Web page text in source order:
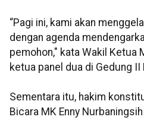
“Pagi ini, kami akan
dengan agenda
pemohon," kata Wakil Ketua
ketua panel dua di Gedung II
Sementara itu, hakim
Bicara MK Enny